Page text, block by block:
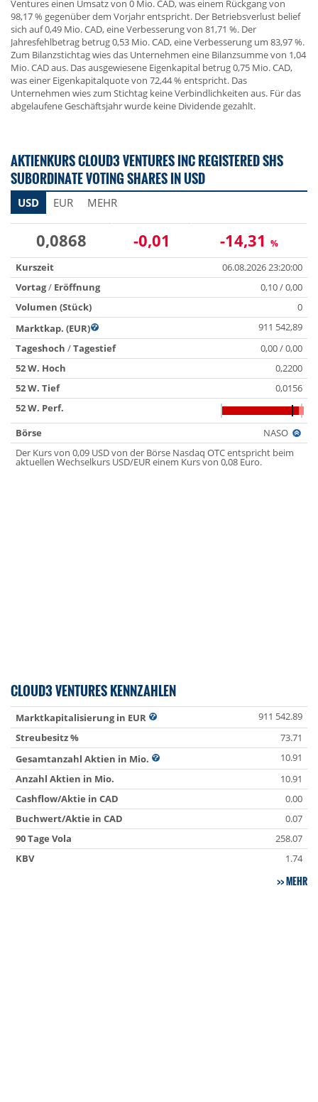
Ventures einen Umsatz von 0 Mio. CAD, was einem Rückgang von
98,17 % gegenüber dem Vorjahr entspricht. Der Betriebsverlust belief
sich auf 0,49 Mio. CAD, eine Verbesserung von 81,71 %. Der
Jahresfehlbetrag betrug 0,53 Mio. CAD, eine Verbesserung um 83,97 %.
Zum Bilanzstichtag wies das Unternehmen eine Bilanzsumme von 1,04
Mio. CAD aus. Das ausgewiesene Eigenkapital betrug 0,75 Mio. CAD,
was einer Eigenkapitalquote von 72,44 % entspricht. Das
Unternehmen wies zum Stichtag keine Verbindlichkeiten aus. Für das
abgelaufene Geschäftsjahr wurde keine Dividende gezahlt.
AKTIENKURS CLOUD3 VENTURES INC REGISTERED SHS
SUBORDINATE VOTING SHARES IN USD
USD EUR MEHR
0,0868 -0,01 -14,31 %
Kurszeit
06.08.2026 23:20:00
Vortag/ Eröffnung
0,10 / 0,00
Volumen (Stück)
0
Marktkap. (EUR)
911 542,89
Tageshoch /Tagestief
0,00 / 0,00
52 W. Hoch
0,2200
52 W. Tief
0,0156
52 W. Perf.
Börse
NASO
Der Kurs von 0,09 USD von der Börse Nasdaq OTC entspricht beim
aktuellen Wechselkurs USD/EUR einem Kurs von 0,08 Euro.
CLOUD3 VENTURES KENNZAHLEN
Marktkapitalisierung in EUR
911 542.89
Streubesitz %
73.71
Gesamtanzahl Aktien in Mio.
10.91
Anzahl Aktien in Mio.
10.91
Cashflow/Aktie in CAD
0.00
Buchwert/Aktie in CAD
0.07
90 Tage Vola
258.07
KBV
1.74
MEHR